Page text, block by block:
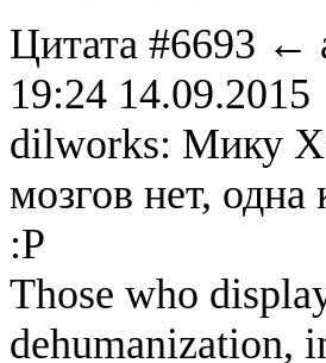
Цитата #6693 ←
19:24 14.09.2015
dilworks: Мику
мозгов нет,
:P
Those who
dehumanization,